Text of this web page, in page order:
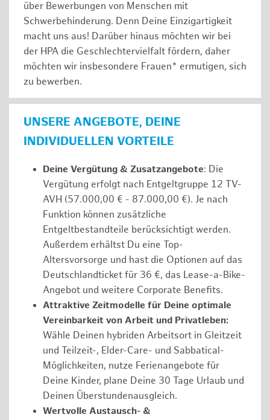
über Bewerbungen von Menschen mit
Schwerbehinderung. Denn Deine Einzigartigkeit
macht uns aus! Darüber hinaus möchten wir bei
der HPA die Geschlechtervielfalt fördern, daher
möchten wir insbesondere Frauen* ermutigen, sich
zu bewerben.
UNSERE ANGEBOTE, DEINE
INDIVIDUELLEN VORTEILE
Deine Vergütung & Zusatzangebote: Die
Vergütung erfolgt nach Entgeltgruppe 12 TV-
AVH (57.000,00 € - 87.000,00 €). Je nach
Funktion können zusätzliche
Entgeltbestandteile berücksichtigt werden.
Außerdem erhältst Du eine Top-
Altersvorsorge und hast die Optionen auf das
Deutschlandticket für 36 €, das Lease-a-Bike-
Angebot und weitere Corporate Benefits.
Attraktive Zeitmodelle für Deine optimale
Vereinbarkeit von Arbeit und Privatleben:
Wähle Deinen hybriden Arbeitsort in Gleitzeit
und Teilzeit-, Elder-Care- und Sabbatical-
Möglichkeiten, nutze Ferienangebote für
Deine Kinder, plane Deine 30 Tage Urlaub und
Deinen Überstundenausgleich.
Wertvolle Austausch- &